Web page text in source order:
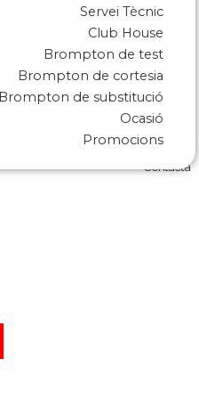
Servei Tècnic
Club House
Brompton de test
Brompton de cortesia
Brompton de substitució
Ocasió
Promocions
Contacta